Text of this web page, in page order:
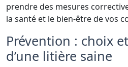
prendre des mesures
la santé et le bien-être de vos
Prévention : choix
d’une litière saine